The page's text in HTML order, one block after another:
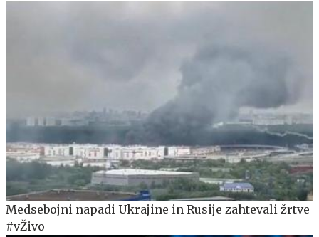
Medsebojni napadi Ukrajine in Rusije zahtevali žrtve
#vŽivo